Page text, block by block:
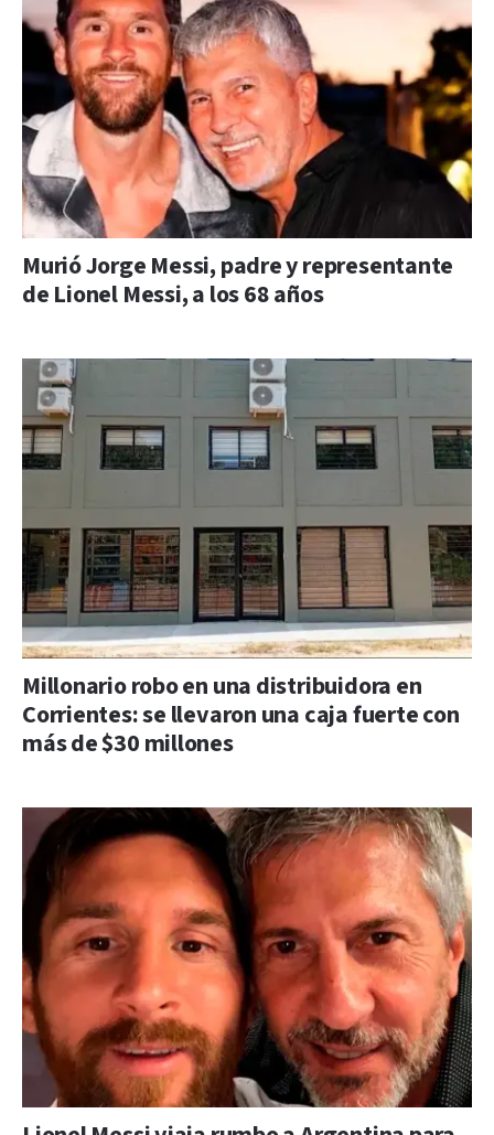
Murió Jorge Messi, padre y representante
de Lionel Messi, a los 68 años
Millonario robo en una distribuidora en
Corrientes: se llevaron una caja fuerte con
más de $30 millones